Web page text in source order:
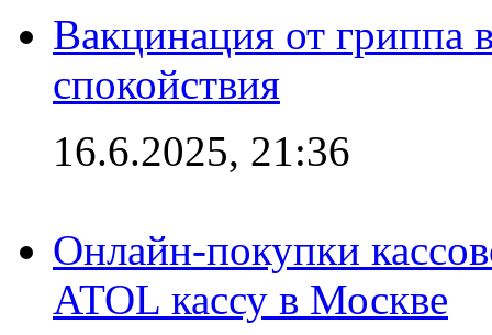
Вакцинация от гриппа
спокойствия
16.6.2025, 21:36
Онлайн-покупки
ATOL кассу в Москве